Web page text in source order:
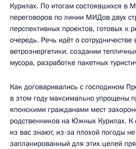
Курилах. По итогам состоявшихся в
переговоров по линии МИДов двух
перспективных проектов, готовых к
очередь. Речь идёт о
ветроэнергетики, создании
мусора, разработке пакетных
Как договаривались с господином
в этом году максимально упрощены
японскими гражданами мест
родственников на Южных Курилах.
из вас знают, из-за плохой погоды не
запланированный для этих целей